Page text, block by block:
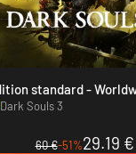
Edition standard -
Dark Souls 3
60 €-51%29.19 €